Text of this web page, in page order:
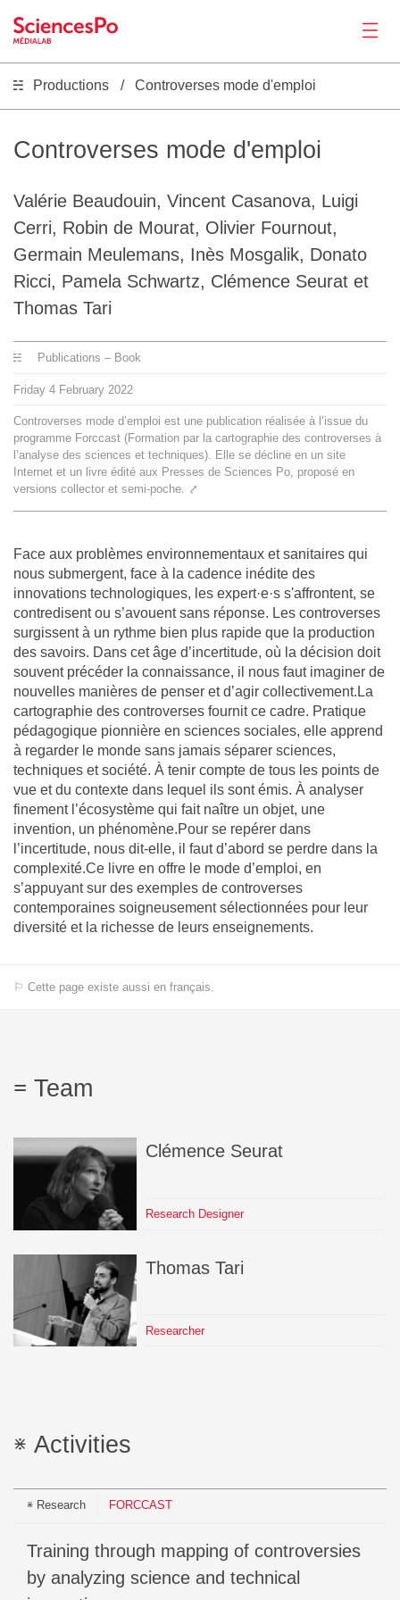
News
Productions
Activities
Tools
Seminar
Jobs
Team
The médialab
Productions Controverses mode d'emploi
Controverses mode d'emploi
Valérie Beaudouin, Vincent Casanova, Luigi
Cerri, Robin de Mourat, Olivier Fournout,
Germain Meulemans, Inès Mosgalik, Donato
Ricci, Pamela Schwartz, Clémence Seurat et
Thomas Tari
Publications – Book
Friday 4 February 2022
Controverses mode d’emploi est une publication réalisée à l’issue du
programme Forccast (Formation par la cartographie des controverses à
l’analyse des sciences et techniques). Elle se décline en un site
Internet et un livre édité aux Presses de Sciences Po, proposé en
versions collector et semi-poche.
⤤
Face aux problèmes environnementaux et sanitaires qui
nous submergent, face à la cadence inédite des
innovations technologiques, les expert·e·s s'affrontent, se
contredisent ou s’avouent sans réponse. Les controverses
surgissent à un rythme bien plus rapide que la production
des savoirs. Dans cet âge d’incertitude, où la décision doit
souvent précéder la connaissance, il nous faut imaginer de
nouvelles manières de penser et d’agir collectivement.La
cartographie des controverses fournit ce cadre. Pratique
pédagogique pionnière en sciences sociales, elle apprend
à regarder le monde sans jamais séparer sciences,
techniques et société. À tenir compte de tous les points de
vue et du contexte dans lequel ils sont émis. À analyser
finement l’écosystème qui fait naître un objet, une
invention, un phénomène.Pour se repérer dans
l’incertitude, nous dit-elle, il faut d’abord se perdre dans la
complexité.Ce livre en offre le mode d’emploi, en
s’appuyant sur des exemples de controverses
contemporaines soigneusement sélectionnées pour leur
diversité et la richesse de leurs enseignements.
⚐ Cette page existe aussi en français.
Team
Clémence Seurat
Research Designer
Thomas Tari
Researcher
Activities
Research FORCCAST
Training through mapping of controversies
by analyzing science and technical